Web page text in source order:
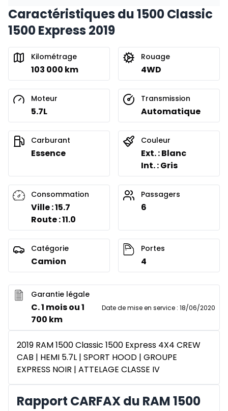
Caractéristiques du 1500 Classic
1500 Express 2019
Kilométrage
103 000 km
Rouage
4WD
Moteur
5.7L
Transmission
Automatique
Carburant
Essence
Couleur
Ext. : Blanc
Int. : Gris
Consommation
Ville : 15.7
Route : 11.0
Passagers
6
Catégorie
Camion
Portes
4
Garantie légale
C. 1 mois ou 1
700 km
Date de mise en service : 18/06/2020
2019 RAM 1500 Classic 1500 Express 4X4 CREW
CAB | HEMI 5.7L | SPORT HOOD | GROUPE
EXPRESS NOIR | ATTELAGE CLASSE IV
Rapport CARFAX du RAM 1500